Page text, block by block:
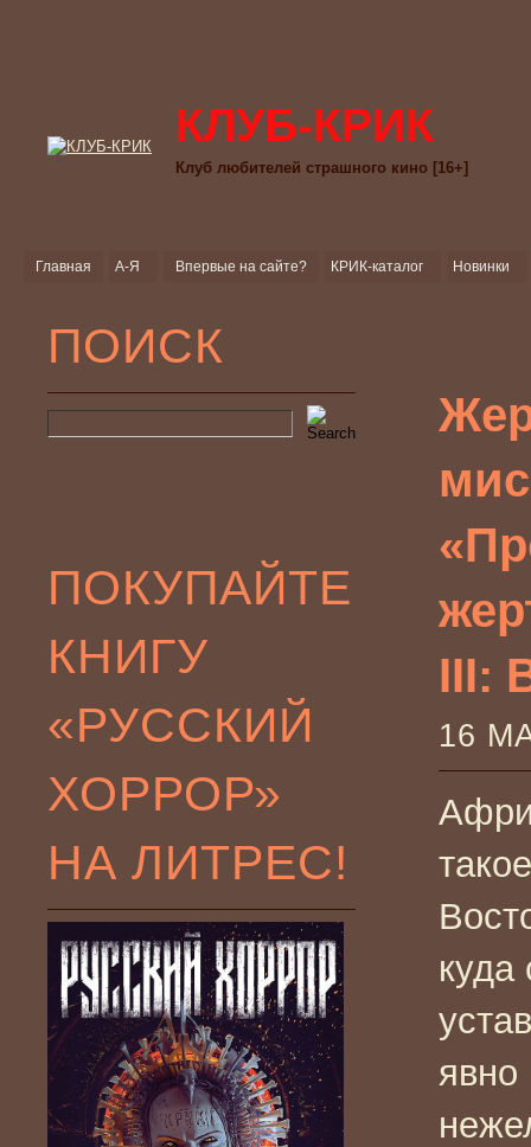
КЛУБ-КРИК
Клуб любителей страшного кино [16+]
Главная А-Я Впервые на сайте? КРИК-каталог Новинки
ПОИСК
ПОКУПАЙТЕ
КНИГУ
«РУССКИЙ
ХОРРОР»
НА ЛИТРЕС!
III:
16
куда
явно